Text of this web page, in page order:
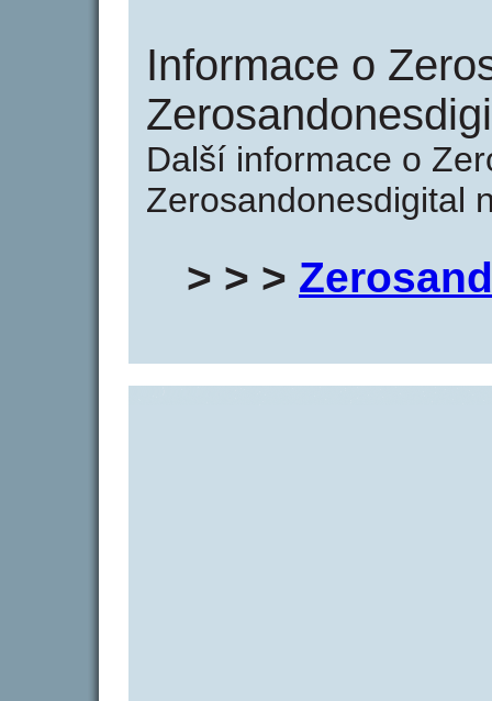
Informace o
Další informace o
Zerosandonesdigital
> > >